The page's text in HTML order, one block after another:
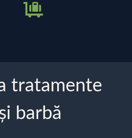
tratamente
barbă